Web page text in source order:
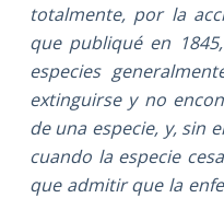
totalmente, por la
que publiqué en
especies
extinguirse y no
de una especie, y, sin
cuando la especie
que admitir que la